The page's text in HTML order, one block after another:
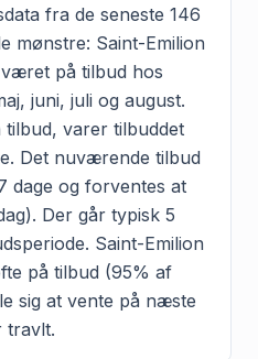
fra de seneste 146
mønstre: Saint-Emilion
på tilbud hos
juni, juli og august.
varer tilbuddet
Det nuværende tilbud
dage og forventes at
Der går typisk 5
Saint-Emilion
på tilbud (95% af
sig at vente på næste
travlt.